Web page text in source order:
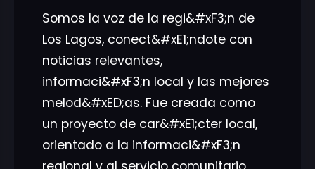
Somos la voz de la regi&#xF3;n de
Los Lagos, conect&#xE1;ndote con
noticias relevantes,
informaci&#xF3;n local y las mejores
melod&#xED;as. Fue creada como
un proyecto de car&#xE1;cter local,
orientado a la informaci&#xF3;n